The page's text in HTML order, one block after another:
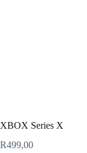
XBOX Series X
R499,00